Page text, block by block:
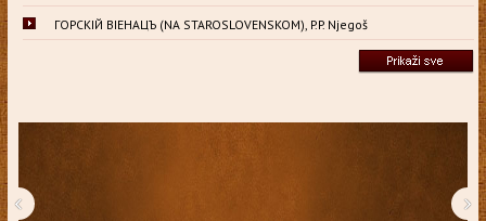
ГОРСКIЙ ВIЕНАЦЪ (NA STAROSLOVENSKOM), P.P. Njegoš
‹ ›